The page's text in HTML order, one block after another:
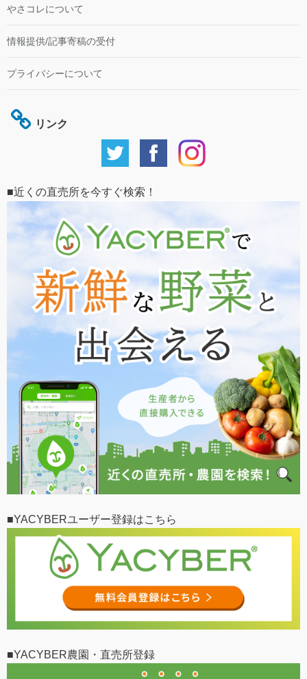
やさコレについて
情報提供/記事寄稿の受付
プライバシーについて
リンク
■近くの直売所を今すぐ検索！
■YACYBERユーザー登録はこちら
■YACYBER農園・直売所登録